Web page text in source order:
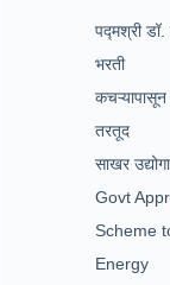
पद्मश्री डॉ.
भरती
कचऱ्यापासून
तरतूद
साखर
Govt
Scheme
Energy